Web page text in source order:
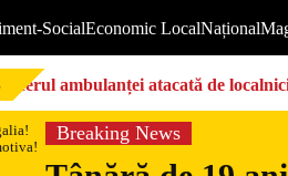
SocialEconomic LocalNațional
Șoferul ambulanței atacată de
Breaking News